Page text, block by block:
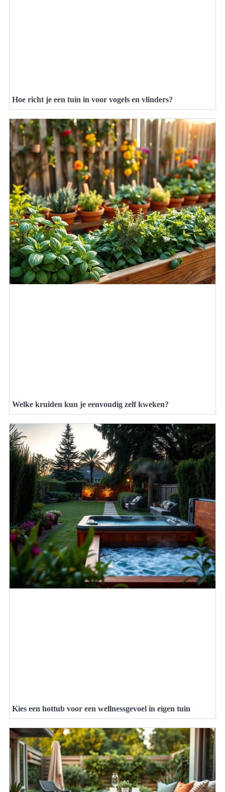
Hoe richt je een tuin in voor vogels en vlinders?
Welke kruiden kun je eenvoudig zelf kweken?
Kies een hottub voor een wellnessgevoel in eigen tuin